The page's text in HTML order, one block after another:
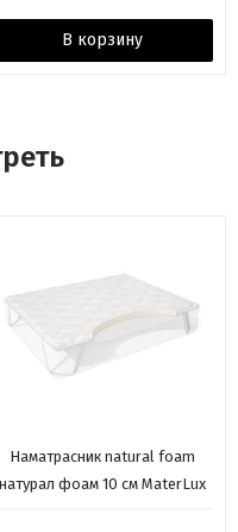
В корзину
Наматрасник natural foam
натурал фоaм 10 см MaterLux